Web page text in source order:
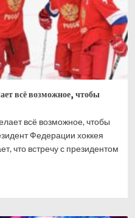
всё возможное, чтобы
всё возможное, чтобы
Федерации хоккея
что встречу с президентом